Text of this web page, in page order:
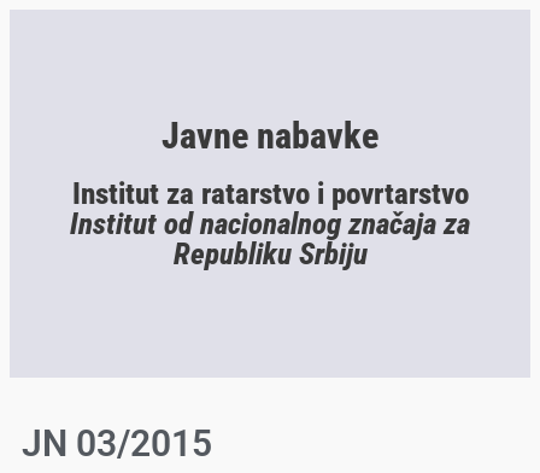
Javne nabavke
Institut za ratarstvo i povrtarstvo
Institut od nacionalnog značaja za
Republiku Srbiju
JN 03/2015